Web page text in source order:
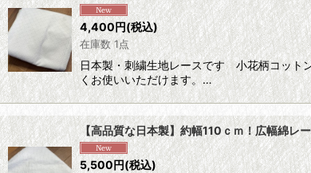
4,400円(税込)
在庫数 1点
日本製・刺繍生地レースです 小花柄コット
くお使いいただけます。…
【高品質な日本製】約幅110ｃｍ！広幅綿
5,500円(税込)